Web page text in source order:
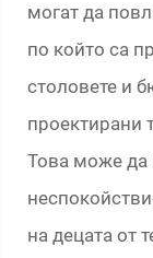
могат да
по който са
столовете и
проектирани
Това може да
на децата от